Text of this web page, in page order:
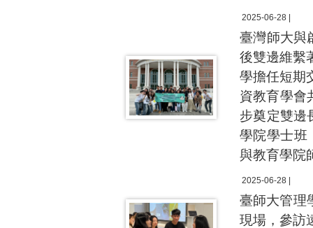
2025-06-28 |
臺灣師大與
後雙邊維繫
學擔任短期
資教育學會
步奠定雙邊
學院學士班
與教育學院
2025-06-28 |
臺師大管理
現場，參訪